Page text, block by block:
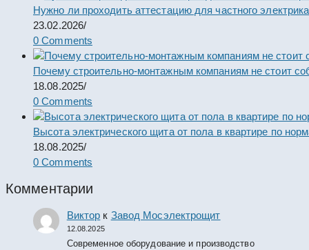
Нужно ли проходить аттестацию для частного
23.02.2026/
0 Comments
Почему строительно-монтажным компаниям не стоит
18.08.2025/
0 Comments
Высота электрического щита от пола в квартире по
18.08.2025/
0 Comments
Комментарии
Виктор к Завод Мосэлектрощит
12.08.2025
Современное оборудование и производство